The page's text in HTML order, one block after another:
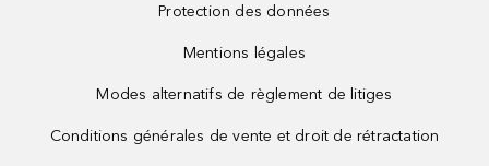
Protection des données
Mentions légales
Modes alternatifs de règlement de litiges
Conditions générales de vente et droit de rétractation